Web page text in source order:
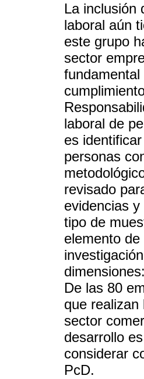
La inclusión
laboral aún
este grupo
sector
laboral de
es
personas
revisado
evidencias
tipo de
elemento
De las 80
que
sector
desarrollo
considerar
PcD.